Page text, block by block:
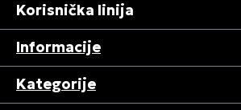
Korisnička linija
Informacije
Kategorije